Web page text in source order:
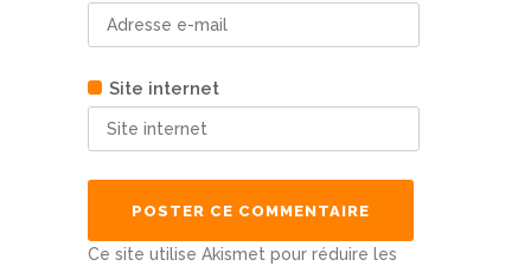
Site internet
Ce site utilise Akismet pour réduire les